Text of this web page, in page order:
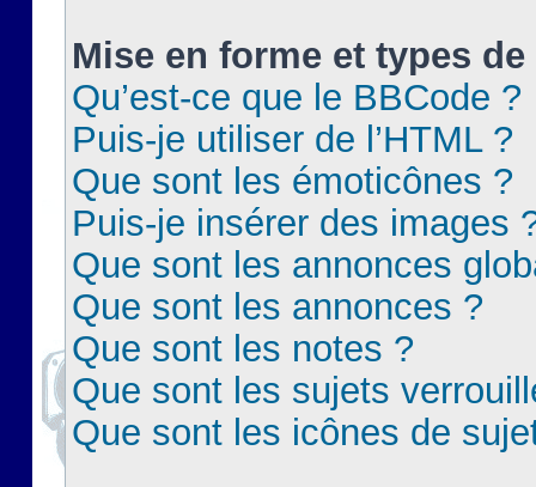
Mise en forme et types
Qu’est-ce que le BBCode ?
Puis-je utiliser de l’HTML ?
Que sont les émoticônes ?
Puis-je insérer des images
Que sont les annonces
Que sont les annonces ?
Que sont les notes ?
Que sont les sujets
Que sont les icônes de